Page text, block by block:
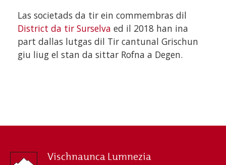
Las societads da tir ein commembras dil
District da tir Surselva ed il 2018 han ina
part dallas lutgas dil Tir cantunal Grischun
giu liug el stan da sittar Rofna a Degen.
Vischnaunca Lumnezia